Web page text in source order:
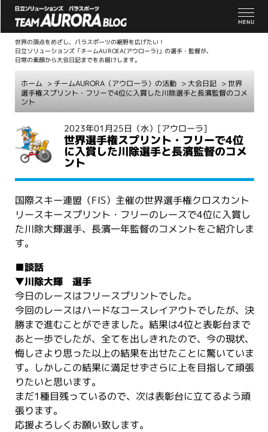
世界の頂点をめざし、パラスポーツの裾野を広げたい！
日立ソリューションズ「チームAUROEA(アウローラ)」の選手・監督が、
日常の素顔から大会日記までをお届けします。
ホーム > チームAURORA（アウローラ）の活動 > 大会日記 > 世界
選手権スプリント・フリーで4位に入賞した川除選手と長濱監督のコメ
ント
2023年01月25日（水） [アウローラ]
世界選手権スプリント・フリーで4位
に入賞した川除選手と長濱監督のコメ
ント
国際スキー連盟（FIS）主催の世界選手権クロスカント
リースキースプリント・フリーのレースで4位に入賞し
た川除大輝選手、長濱一年監督のコメントをご紹介しま
す。
■談話
▼川除大輝 選手
今日のレースはフリースプリントでした。
今回のレースはハードなコースレイアウトでしたが、決
勝まで進むことができました。結果は4位と表彰台まで
あと一歩でしたが、全てを出しきれたので、今の現状、
悔しさより思った以上の結果を出せたことに驚いていま
す。しかしこの結果に満足せずさらに上を目指して頑張
りたいと思います。
まだ1種目残っているので、次は表彰台に立てるよう頑
張ります。
応援よろしくお願い致します。